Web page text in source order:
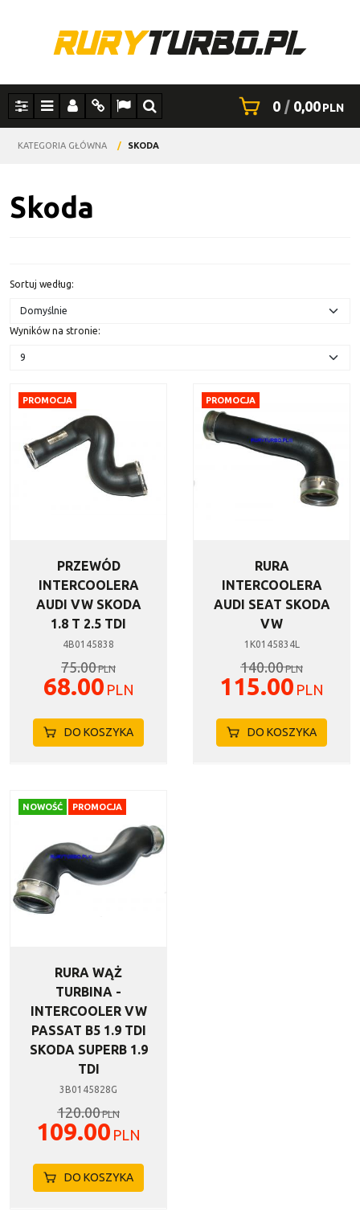
PanelMenuPanelInfoLangSzukaj
0 | 0,00PLN
KATEGORIA GŁÓWNA / SKODA
Skoda
Sortuj według:
Wyników na stronie:
PROMOCJA
PRZEWÓD
INTERCOOLERA
AUDI VW SKODA
1.8 T 2.5 TDI
4B0145838
75.00PLN
68.00 PLN
DO KOSZYKA
PROMOCJA
RURA
INTERCOOLERA
AUDI SEAT SKODA
VW
1K0145834L
140.00PLN
115.00 PLN
DO KOSZYKA
NOWOŚĆ PROMOCJA
RURA WĄŻ
TURBINA -
INTERCOOLER VW
PASSAT B5 1.9 TDI
SKODA SUPERB 1.9
TDI
3B0145828G
120.00PLN
109.00 PLN
DO KOSZYKA